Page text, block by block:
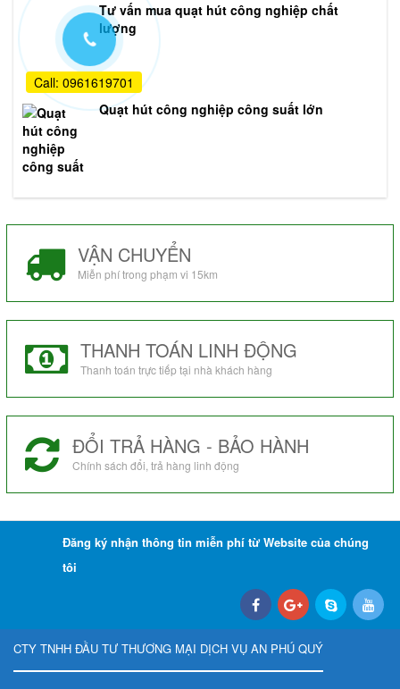
Tư vấn mua quạt hút công nghiệp chất
lượng
Quạt hút công nghiệp công suất lớn
VẬN CHUYỂN
Miễn phí trong phạm vi 15km
THANH TOÁN LINH ĐỘNG
Thanh toán trực tiếp tại nhà khách hàng
ĐỔI TRẢ HÀNG - BẢO HÀNH
Chính sách đổi, trả hàng linh động
Đăng ký nhận thông tin miễn phí từ Website của chúng
tôi
CTY TNHH ĐẦU TƯ THƯƠNG MẠI DỊCH VỤ AN PHÚ QUÝ
Call: 0961619701